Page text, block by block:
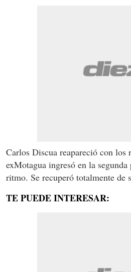
Carlos Discua reapareció con
exMotagua ingresó en la
ritmo. Se recuperó totalmente de
TE PUEDE INTERESAR: